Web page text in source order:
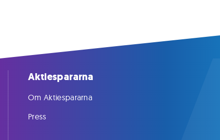
Aktiespararna
Om Aktiespararna
Press